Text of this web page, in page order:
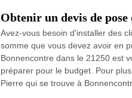
Obtenir un devis de
Avez-vous besoin d'installer des
somme que vous devez avoir en
Bonnencontre dans le 21250 est
préparer pour le budget. Pour
Pierre qui se trouve à